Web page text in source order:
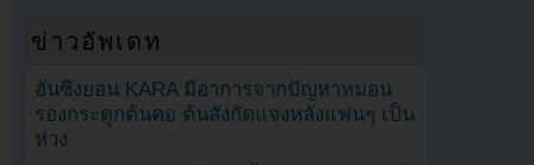
ข่าวอัพเดท
ฮันซึงยอน KARA มีอาการจากปัญหาหมอน
รองกระดูกต้นคอ ต้นสังกัดแจงหลังแฟนๆ เป็น
ห่วง